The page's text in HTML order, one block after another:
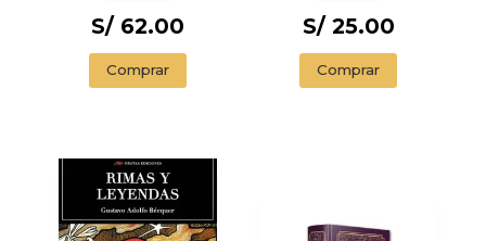
S/ 62.00
Comprar
S/ 25.00
Comprar